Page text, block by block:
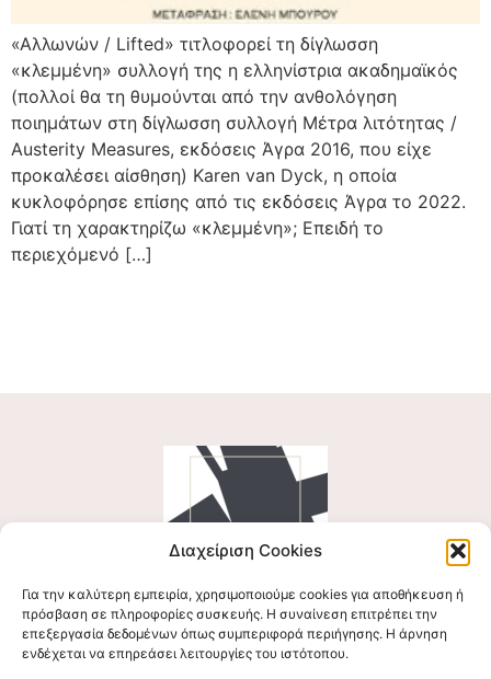
Διαχείριση Cookies
Για την καλύτερη εμπειρία, χρησιμοποιούμε cookies για αποθήκευση ή
πρόσβαση σε πληροφορίες συσκευής. Η συναίνεση επιτρέπει την
επεξεργασία δεδομένων όπως συμπεριφορά περιήγησης. Η άρνηση
ενδέχεται να επηρεάσει λειτουργίες του ιστότοπου.
«Αλλωνών / Lifted» τιτλοφορεί τη δίγλωσση
«κλεμμένη» συλλογή της η ελληνίστρια ακαδημαϊκός
(πολλοί θα τη θυμούνται από την ανθολόγηση
ποιημάτων στη δίγλωσση συλλογή Μέτρα λιτότητας /
Austerity Measures, εκδόσεις Άγρα 2016, που είχε
προκαλέσει αίσθηση) Karen van Dyck, η οποία
κυκλοφόρησε επίσης από τις εκδόσεις Άγρα το 2022.
Γιατί τη χαρακτηρίζω «κλεμμένη»; Επειδή το
περιεχόμενό […]
Ακολουθήστε μας